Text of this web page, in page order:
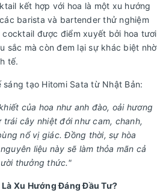
kết hợp với hoa là một xu hướng
barista và bartender thử nghiệm
được điểm xuyết bởi hoa tươi
sắc mà còn đem lại sự khác biệt nhờ
tế.
tạo Hitomi Sata từ Nhật Bản:
của hoa như anh đào, oải hương
cây nhiệt đới như cam, chanh,
nổ vị giác. Đồng thời, sự hòa
liệu này sẽ làm thỏa mãn cả
thưởng thức."
Là Xu Hướng Đáng Đầu Tư?